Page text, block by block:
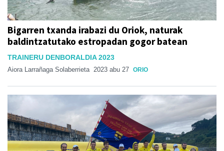
Bigarren txanda irabazi du Oriok, naturak
baldintzatutako estropadan gogor batean
TRAINERU DENBORALDIA 2023
Aiora Larrañaga Solaberrieta 2023 abu 27 ORIO